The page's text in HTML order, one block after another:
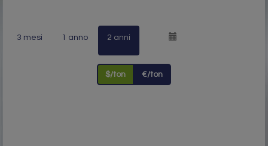
3 mesi 1 anno 2 anni
$/ton €/ton